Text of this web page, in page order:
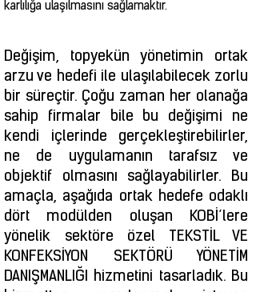
karlılığa ulaşılmasını sağlamaktır.
Değişim, topyekün yönetimin ortak
arzu ve hedefi ile ulaşılabilecek zorlu
bir süreçtir. Çoğu zaman her olanağa
sahip firmalar bile bu değişimi ne
kendi içlerinde gerçekleştirebilirler,
ne de uygulamanın tarafsız ve
objektif olmasını sağlayabilirler. Bu
amaçla, aşağıda ortak hedefe odaklı
dört modülden oluşan KOBİ’lere
yönelik sektöre özel TEKSTİL VE
KONFEKSİYON SEKTÖRÜ YÖNETİM
DANIŞMANLIĞI hizmetini tasarladık. Bu